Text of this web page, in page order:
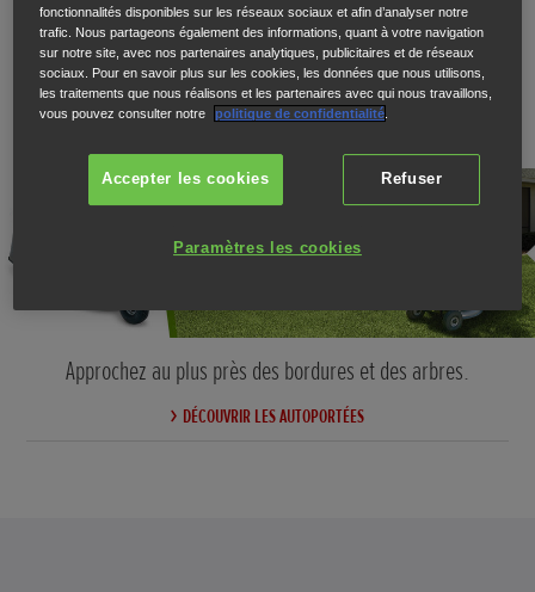
Autoportée
Approchez au plus près des bordures et des arbres.
DÉCOUVRIR LES AUTOPORTÉES
fonctionnalités disponibles sur les réseaux sociaux et afin d’analyser notre
trafic. Nous partageons également des informations, quant à votre navigation
sur notre site, avec nos partenaires analytiques, publicitaires et de réseaux
sociaux. Pour en savoir plus sur les cookies, les données que nous utilisons,
les traitements que nous réalisons et les partenaires avec qui nous travaillons,
vous pouvez consulter notre
politique de confidentialité
Refuser
Accepter les cookies
Paramètres les cookies